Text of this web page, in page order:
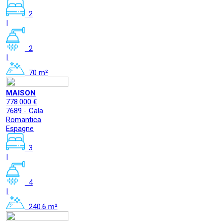
2
|
2
|
70 m²
MAISON
778.000 €
7689 - Cala
Romantica
Espagne
3
4
|
240.6 m²